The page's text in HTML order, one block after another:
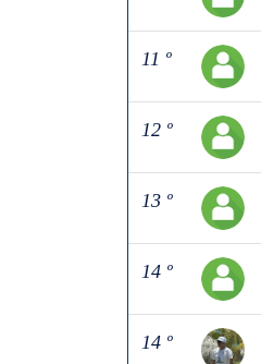
11 º
12 º
13 º
14 º
14 º